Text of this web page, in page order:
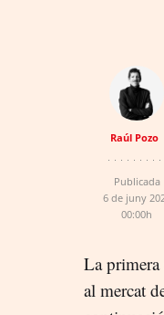
Raúl Pozo
Publicada
6 de juny
00:00h
La primera
al mercat